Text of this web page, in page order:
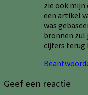
zie ook mijn
een artikel
was
bronnen zul
cijfers terug
Geef een reactie